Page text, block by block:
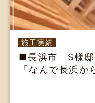
施工実績
■長浜市 S様邸
「なんで長浜